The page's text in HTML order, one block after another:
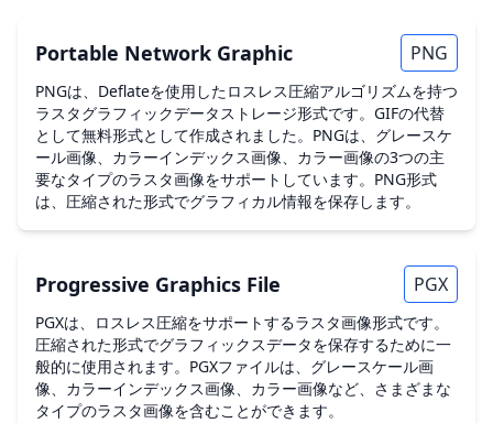
Portable Network Graphic PNG
PNGは、Deflateを使用したロスレス圧縮アルゴリズムを持つ
ラスタグラフィックデータストレージ形式です。GIFの代替
として無料形式として作成されました。PNGは、グレースケ
ール画像、カラーインデックス画像、カラー画像の3つの主
要なタイプのラスタ画像をサポートしています。PNG形式
は、圧縮された形式でグラフィカル情報を保存します。
Progressive Graphics File PGX
PGXは、ロスレス圧縮をサポートするラスタ画像形式です。
圧縮された形式でグラフィックスデータを保存するために一
般的に使用されます。PGXファイルは、グレースケール画
像、カラーインデックス画像、カラー画像など、さまざまな
タイプのラスタ画像を含むことができます。